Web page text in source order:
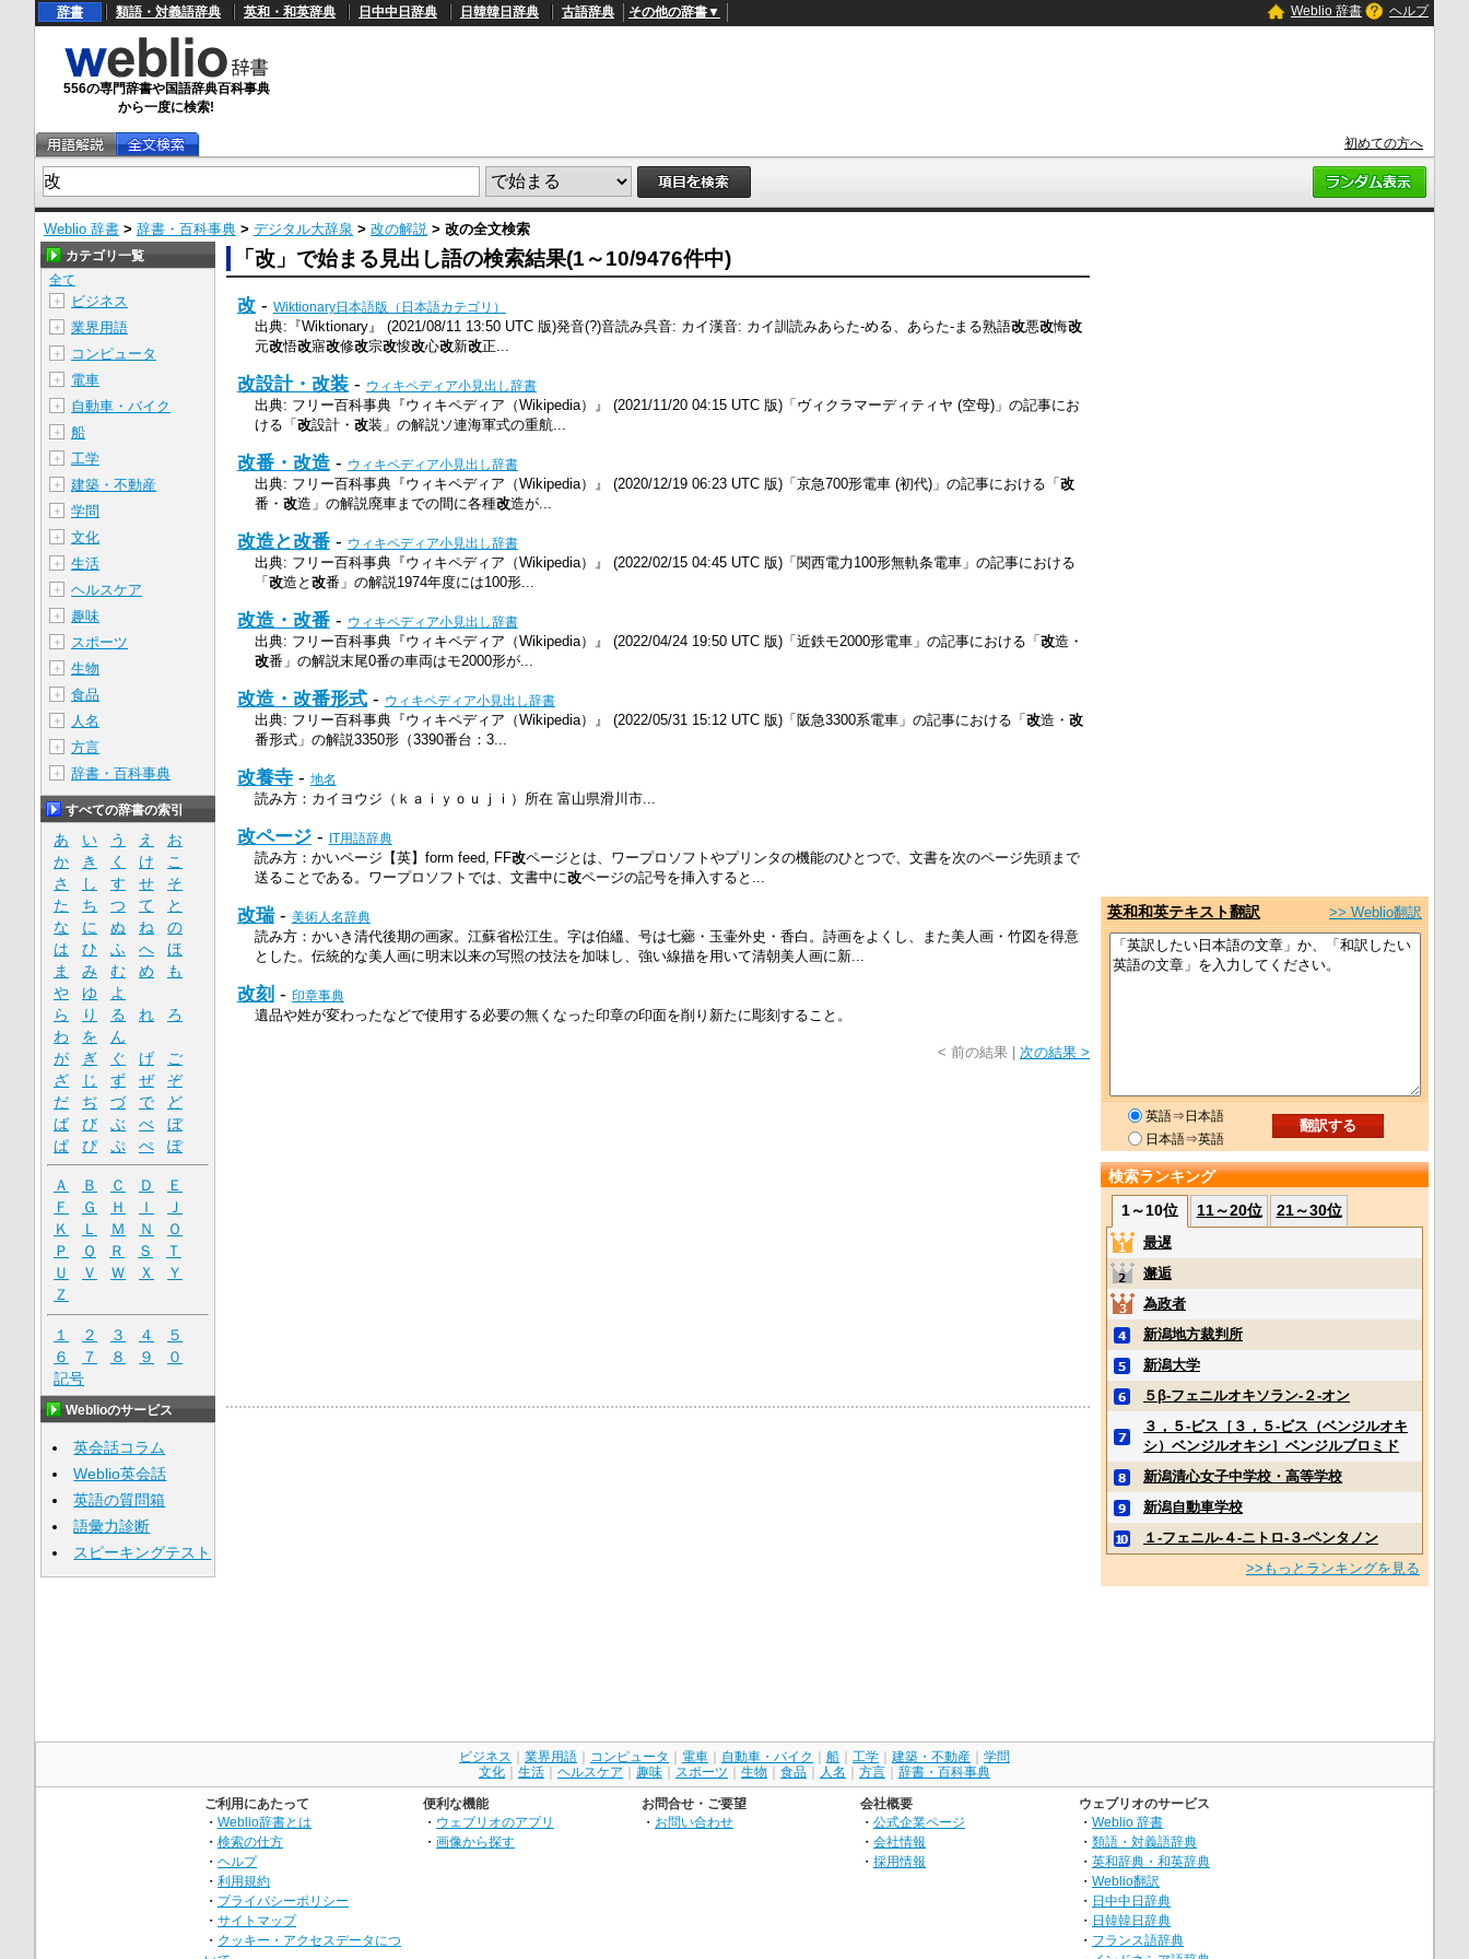
辞書 類語・対義語辞典 英和・和英辞典 日中中日辞典 日韓韓日辞典 古語辞典 その他の辞書▼ Weblio 辞書 ヘルプ
556の専門辞書や国語辞典百科事典
から一度に検索!
初めての方へ
Weblio 辞書 > 辞書・百科事典 > デジタル大辞泉 > 改の解説 > 改の全文検索
「改」で始まる見出し語の検索結果(1～10/9476件中)
改- Wiktionary日本語版（日本語カテゴリ）
出典:『Wiktionary』 (2021/08/11 13:50 UTC 版)発音(?)音読み呉音: カイ漢音: カイ訓読みあらた-める、あらた-まる熟語改悪改悔改
元改悟改寤改修改宗改悛改心改新改正...
改設計・改装- ウィキペディア小見出し辞書
出典: フリー百科事典『ウィキペディア（Wikipedia）』 (2021/11/20 04:15 UTC 版)「ヴィクラマーディティヤ (空母)」の記事にお
ける「 改設計・ 改装」の解説ソ連海軍式の重航...
改番・改造- ウィキペディア小見出し辞書
出典: フリー百科事典『ウィキペディア（Wikipedia）』 (2020/12/19 06:23 UTC 版)「京急700形電車 (初代)」の記事における「 改
番・ 改造」の解説廃車までの間に各種改造が...
改造と改番- ウィキペディア小見出し辞書
出典: フリー百科事典『ウィキペディア（Wikipedia）』 (2022/02/15 04:45 UTC 版)「関西電力100形無軌条電車」の記事における
「 改造と 改番」の解説1974年度には100形...
改造・改番- ウィキペディア小見出し辞書
出典: フリー百科事典『ウィキペディア（Wikipedia）』 (2022/04/24 19:50 UTC 版)「近鉄モ2000形電車」の記事における「 改造・
改番」の解説末尾0番の車両はモ2000形が...
改造・改番形式- ウィキペディア小見出し辞書
出典: フリー百科事典『ウィキペディア（Wikipedia）』 (2022/05/31 15:12 UTC 版)「阪急3300系電車」の記事における「 改造・ 改
番形式」の解説3350形（3390番台：3...
改養寺- 地名
読み方：カイヨウジ（ｋａｉｙｏｕｊｉ）所在 富山県滑川市...
改ページ- IT用語辞典
読み方：かいページ【英】form feed, FF改ページとは、ワープロソフトやプリンタの機能のひとつで、文書を次のページ先頭まで
送ることである。ワープロソフトでは、文書中に改ページの記号を挿入すると...
改瑞- 美術人名辞典
読み方：かいき清代後期の画家。江蘇省松江生。字は伯縕、号は七薌・玉壷外史・香白。詩画をよくし、また美人画・竹図を得意
とした。伝統的な美人画に明末以来の写照の技法を加味し、強い線描を用いて清朝美人画に新...
改刻 - 印章事典
遺品や姓が変わったなどで使用する必要の無くなった印章の印面を削り新たに彫刻すること。
< 前の結果 | 次の結果 >
カテゴリ一覧
全て
＋
ビジネス
＋ 業界用語
＋ コンピュータ
＋ 電車
＋ 自動車・バイク
＋ 船
＋ 工学
＋ 建築・不動産
＋ 学問
＋ 文化
＋ 生活
＋ ヘルスケア
＋ 趣味
＋ スポーツ
＋ 生物
＋ 食品
＋ 人名
＋ 方言
＋ 辞書・百科事典
すべての辞書の索引
あ い う え
お
か
き く け
こ
さ
し す せ
そ
た
ち つ て
と
な
に ぬ ね
の
は
ひ ふ へ
ほ
ま
み む め
も
や
ゆ
よ
ら
り る れ
ろ
わ
を
ん
が
ぎ ぐ げ
ご
ざ
じ ず ぜ
ぞ
だ
ぢ づ で
ど
ば
び ぶ べ
ぼ
ぱ
ぴ ぷ ぺ ぽ
Ａ Ｂ Ｃ Ｄ
Ｅ
Ｆ
Ｇ Ｈ Ｉ
Ｊ
Ｋ
Ｌ Ｍ Ｎ
Ｏ
Ｐ
Ｑ Ｒ Ｓ
Ｔ
Ｕ
Ｖ Ｗ Ｘ
Ｙ
Ｚ
１ ２ ３ ４
５
６
７ ８ ９
０
記号
Weblioのサービス
英会話コラム
Weblio英会話
英語の質問箱
語彙力診断
スピーキングテスト
英和和英テキスト翻訳 >> Weblio翻訳
英語⇒日本語
日本語⇒英語
検索ランキング
1～10位
11～20位 21～30位
最遅
邂逅
為政者
新潟地方裁判所
新潟大学
５β‐フェニルオキソラン‐２‐オン
３，５‐ビス［３，５‐ビス（ベンジルオキ
シ）ベンジルオキシ］ベンジルブロミド
新潟清心女子中学校・高等学校
新潟自動車学校
１‐フェニル‐４‐ニトロ‐３‐ペンタノン
>>もっとランキングを見る
ビジネス 業界用語 コンピュータ 電車 自動車・バイク 船 工学 建築・不動産
学問
文化
生活 ヘルスケア 趣味 スポーツ 生物 食品 人名 方言 辞書・百科事典
ご利用にあたって
・ Weblio辞書とは
・ 検索の仕方
・ ヘルプ
・ 利用規約
・ プライバシーポリシー
・ サイトマップ
・ クッキー・アクセスデータにつ
便利な機能
・ ウェブリオのアプリ
・ 画像から探す
お問合せ・ご要望
・ お問い合わせ
会社概要
・ 公式企業ページ
・ 会社情報
・ 採用情報
ウェブリオのサービス
・ Weblio 辞書
・ 類語・対義語辞典
・ 英和辞典・和英辞典
・ Weblio翻訳
・ 日中中日辞典
・ 日韓韓日辞典
・ フランス語辞典